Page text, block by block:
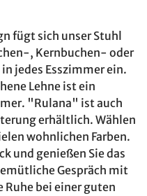
fügt sich unser Stuhl
, Kernbuchen- oder
jedes Esszimmer ein.
Lehne ist ein
"Rulana" ist auch
erhältlich. Wählen
wohnlichen Farben.
und genießen Sie das
Gespräch mit
Ruhe bei einer guten